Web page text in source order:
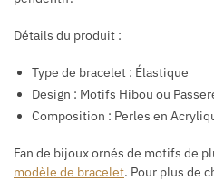
Détails du produit :
Type de bracelet : Élastique
Design : Motifs Hibou ou
Composition : Perles en
Fan de bijoux ornés de motifs de
modèle de bracelet. Pour plus de